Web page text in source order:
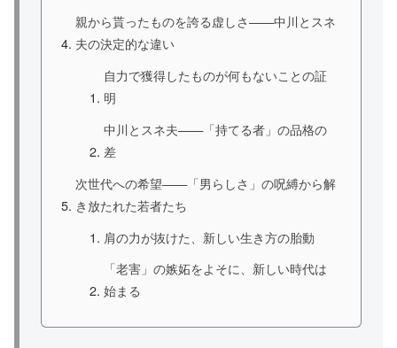
親から貰ったものを誇る虚しさ——中川とスネ
夫の決定的な違い
自力で獲得したものが何もないことの証
明
中川とスネ夫——「持てる者」の品格の
差
次世代への希望——「男らしさ」の呪縛から解
き放たれた若者たち
肩の力が抜けた、新しい生き方の胎動
「老害」の嫉妬をよそに、新しい時代は
始まる